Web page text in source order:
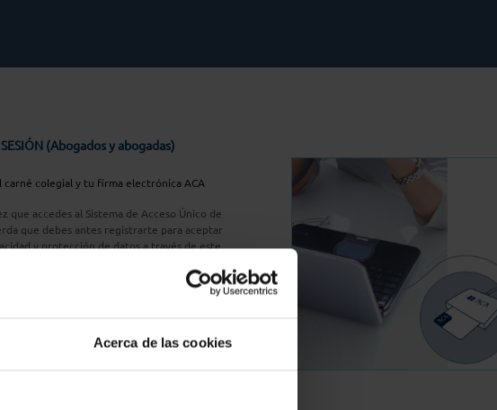
Acerca de las cookies
(Abogados y abogadas)
carné colegial y tu firma electrónica ACA
que accedes al Sistema de Acceso Único de
que debes antes registrarte para aceptar
y protección de datos a través de este
Entrar con ACA Plus